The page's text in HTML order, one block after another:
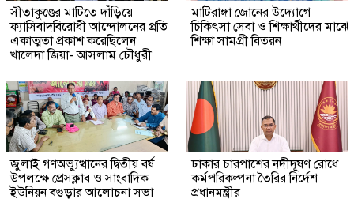
সীতাকুণ্ডের মাটিতে দাঁড়িয়ে
ফ্যাসিবাদবিরোধী আন্দোলনের প্রতি
একাত্মতা প্রকাশ করেছিলেন
খালেদা জিয়া- আসলাম চৌধুরী
মাটিরাঙ্গা জোনের উদ্যোগে
চিকিৎসা সেবা ও শিক্ষার্থীদের মাঝে
শিক্ষা সামগ্রী বিতরন
জুলাই গণঅভ্যুত্থানের দ্বিতীয় বর্ষ
উপলক্ষে প্রেসক্লাব ও সাংবাদিক
ইউনিয়ন বগুড়ার আলোচনা সভা
ঢাকার চারপাশের নদীদূষণ রোধে
কর্মপরিকল্পনা তৈরির নির্দেশ
প্রধানমন্ত্রীর